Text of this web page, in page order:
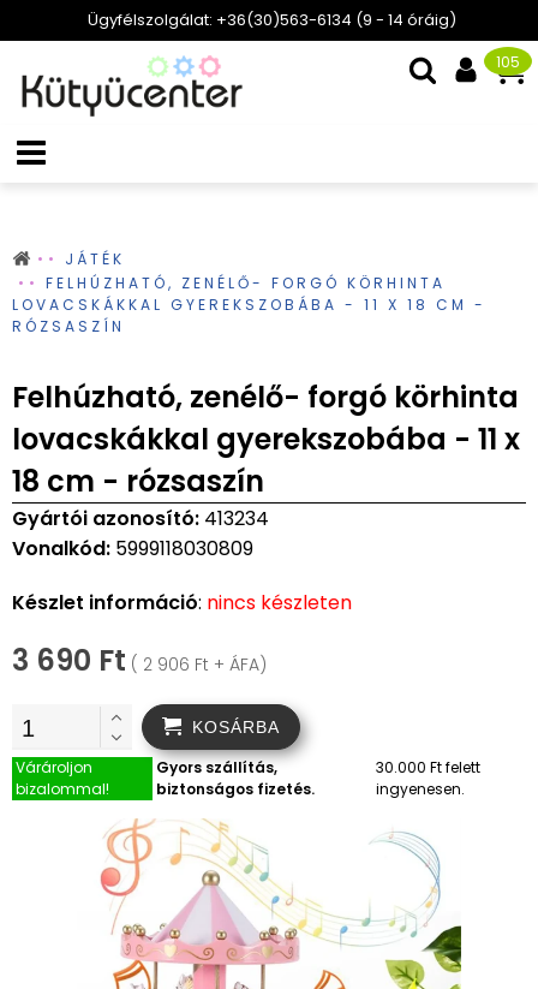
Ügyfélszolgálat: +36(30)563-6134 (9 - 14 óráig)
105
JÁTÉK
FELHÚZHATÓ, ZENÉLŐ- FORGÓ KÖRHINTA
LOVACSKÁKKAL GYEREKSZOBÁBA - 11 X 18 CM -
RÓZSASZÍN
Felhúzható, zenélő- forgó körhinta
lovacskákkal gyerekszobába - 11 x
18 cm - rózsaszín
Gyártói azonosító: 413234
Vonalkód: 5999118030809
Készlet információ: nincs készleten
3 690 Ft ( 2 906 Ft + ÁFA)
KOSÁRBA
Várároljon
bizalommal!
Gyors szállítás,
biztonságos fizetés.
30.000 Ft felett
ingyenesen.